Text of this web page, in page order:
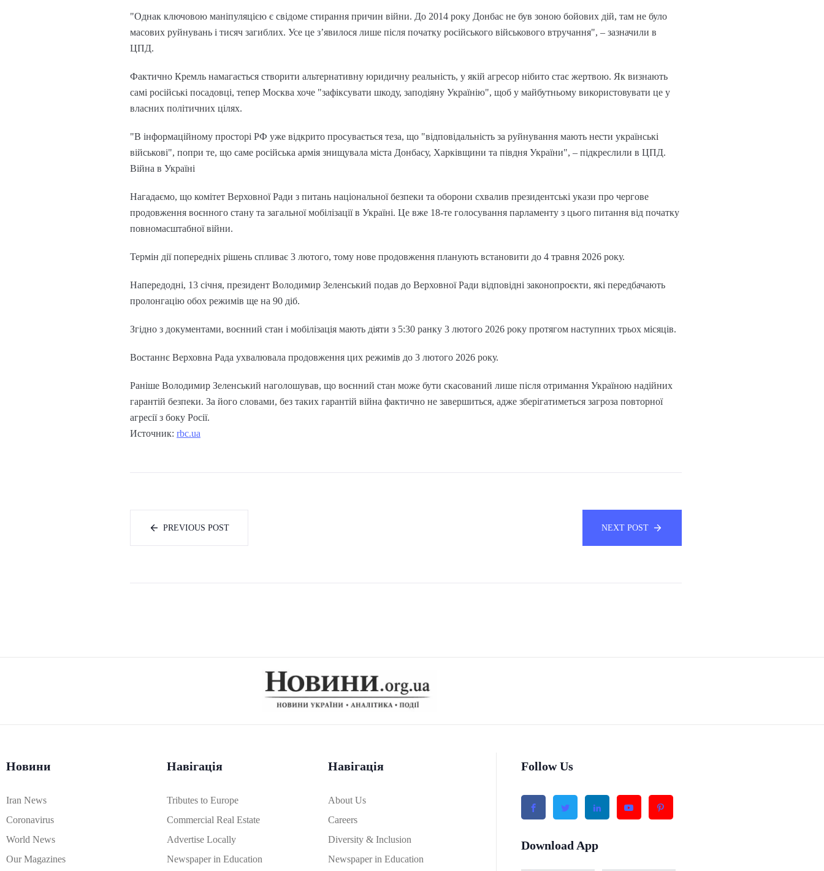
"Однак ключовою маніпуляцією є свідоме стирання причин війни. До 2014 року Донбас не був зоною бойових дій, там не було
масових руйнувань і тисяч загиблих. Усе це з’явилося лише після початку російського військового втручання", – зазначили в
ЦПД.
Фактично Кремль намагається створити альтернативну юридичну реальність, у якій агресор нібито стає жертвою. Як визнають
самі російські посадовці, тепер Москва хоче "зафіксувати шкоду, заподіяну Українію", щоб у майбутньому використовувати це у
власних політичних цілях.
"В інформаційному просторі РФ уже відкрито просувається теза, що "відповідальність за руйнування мають нести українські
військові", попри те, що саме російська армія знищувала міста Донбасу, Харківщини та півдня України", – підкреслили в ЦПД.
Війна в Україні
Нагадаємо, що комітет Верховної Ради з питань національної безпеки та оборони схвалив президентські укази про чергове
продовження воєнного стану та загальної мобілізації в Україні. Це вже 18-те голосування парламенту з цього питання від початку
повномасштабної війни.
Термін дії попередніх рішень спливає 3 лютого, тому нове продовження планують встановити до 4 травня 2026 року.
Напередодні, 13 січня, президент Володимир Зеленський подав до Верховної Ради відповідні законопроєкти, які передбачають
пролонгацію обох режимів ще на 90 діб.
Згідно з документами, воєнний стан і мобілізація мають діяти з 5:30 ранку 3 лютого 2026 року протягом наступних трьох місяців.
Востаннє Верховна Рада ухвалювала продовження цих режимів до 3 лютого 2026 року.
Раніше Володимир Зеленський наголошував, що воєнний стан може бути скасований лише після отримання Україною надійних
гарантій безпеки. За його словами, без таких гарантій війна фактично не завершиться, адже зберігатиметься загроза повторної
агресії з боку Росії.
Источник: rbc.ua
PREVIOUS POST NEXT POST
Новини
Iran News
Coronavirus
World News
Our Magazines
Навігація
Tributes to Europe
Commercial Real Estate
Advertise Locally
Newspaper in Education
Навігація
About Us
Careers
Diversity & Inclusion
Newspaper in Education
Follow Us
Download App